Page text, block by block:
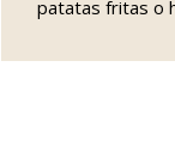
patatas fritas o